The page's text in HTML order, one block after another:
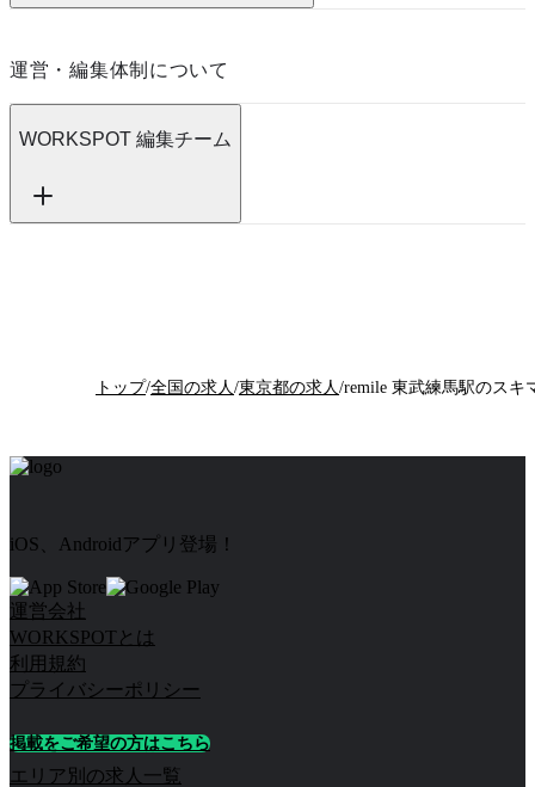
運営・編集体制について
WORKSPOT 編集チーム
トップ/全国の求人 /東京都の求人 /remile 東武練馬駅のスキ
iOS、Androidアプリ登場！
運営会社
WORKSPOTとは
利用規約
プライバシーポリシー
掲載をご希望の方はこちら
エリア別の求人一覧